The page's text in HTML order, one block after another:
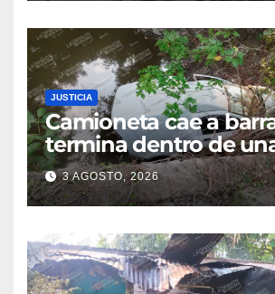
seguridad
JUSTICIA
Camioneta cae a
termina dentro de
en Coatzintla;
con golpes leves
3 AGOSTO, 2026